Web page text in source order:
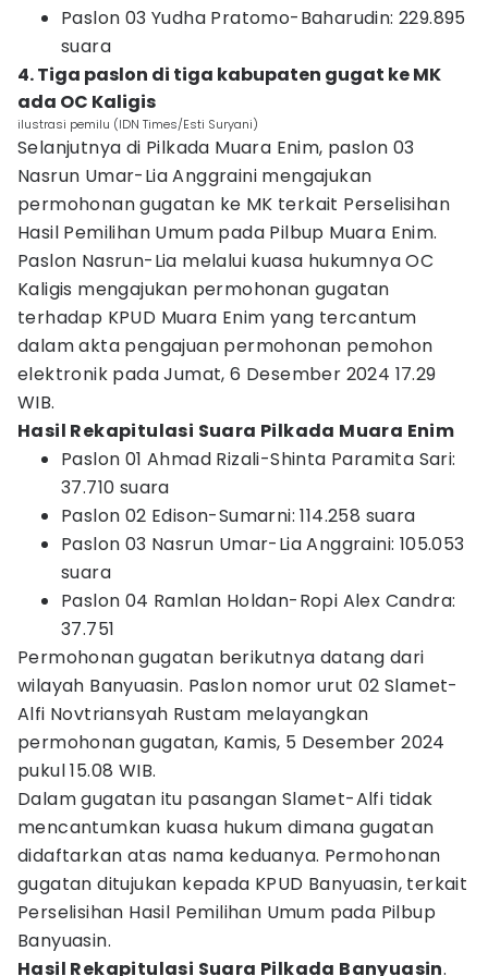
Paslon 03 Yudha Pratomo-Baharudin: 229.895
suara
4. Tiga paslon di tiga kabupaten gugat ke MK
ada OC Kaligis
ilustrasi pemilu (IDN Times/Esti Suryani)
Selanjutnya di Pilkada Muara Enim, paslon 03
Nasrun Umar-Lia Anggraini mengajukan
permohonan gugatan ke MK terkait Perselisihan
Hasil Pemilihan Umum pada Pilbup Muara Enim.
Paslon Nasrun-Lia melalui kuasa hukumnya OC
Kaligis mengajukan permohonan gugatan
terhadap KPUD Muara Enim yang tercantum
dalam akta pengajuan permohonan pemohon
elektronik pada Jumat, 6 Desember 2024 17.29
WIB.
Hasil Rekapitulasi Suara Pilkada Muara Enim
Paslon 01 Ahmad Rizali-Shinta Paramita Sari:
37.710 suara
Paslon 02 Edison-Sumarni: 114.258 suara
Paslon 03 Nasrun Umar-Lia Anggraini: 105.053
suara
Paslon 04 Ramlan Holdan-Ropi Alex Candra:
37.751
Permohonan gugatan berikutnya datang dari
wilayah Banyuasin. Paslon nomor urut 02 Slamet-
Alfi Novtriansyah Rustam melayangkan
permohonan gugatan, Kamis, 5 Desember 2024
pukul 15.08 WIB.
Dalam gugatan itu pasangan Slamet-Alfi tidak
mencantumkan kuasa hukum dimana gugatan
didaftarkan atas nama keduanya. Permohonan
gugatan ditujukan kepada KPUD Banyuasin, terkait
Perselisihan Hasil Pemilihan Umum pada Pilbup
Banyuasin.
Hasil Rekapitulasi Suara Pilkada Banyuasin.